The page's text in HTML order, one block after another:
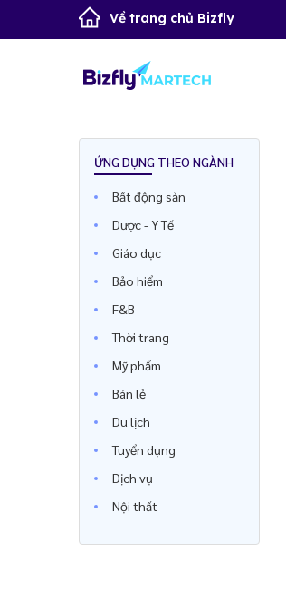
Về trang chủ Bizfly
ỨNG DỤNG THEO NGÀNH
Bất động sản
Dược - Y Tế
Giáo dục
Bảo hiểm
F&B
Thời trang
Mỹ phẩm
Bán lẻ
Du lịch
Tuyển dụng
Dịch vụ
Nội thất